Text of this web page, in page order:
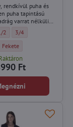
DEN Knittex - Méret:
50 DEN Knittex -
ALLESIA 50 DEN
50 DEN Knittex - Szín:
rendkívül puha és
puha tapintású
varrat nélküli
harisnya széles
2 Vastag harisnya
3/4
Vastag harisnya széles
Fekete
Ft